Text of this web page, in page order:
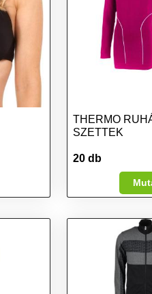
THERMO
SZETTEK
20 db